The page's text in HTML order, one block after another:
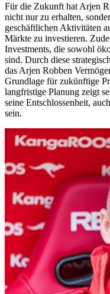
Für die Zukunft hat Arjen
nicht nur zu erhalten,
geschäftlichen Aktivitäten
Märkte zu investieren.
Investments, die sowohl
sind. Durch diese
das Arjen Robben
Grundlage für zukünftige
langfristige Planung zeigt
seine Entschlossenheit,
sein.